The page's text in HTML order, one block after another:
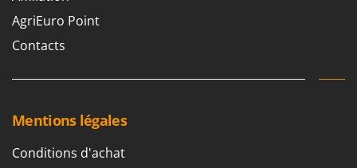
H
Haches - Cognées et Hachettes
Herses à Dents
Herses Rotatives
E
Effeuno
Energy Gruppi
AgriEuro Point
Contacts
Mentions légales
Conditions d'achat